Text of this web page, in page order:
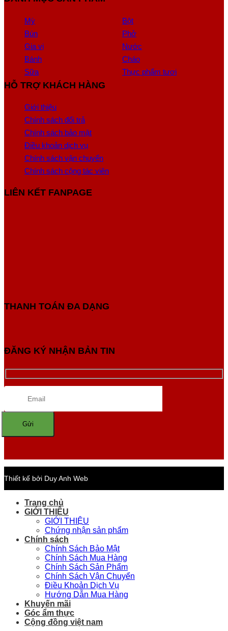
Mỳ
Bột
Bún
Phở
Gia vị
Nước
Bánh
Cháo
Sữa
Thực phẩm tươi
HỖ TRỢ KHÁCH HÀNG
Giới thiệu
Chính sách đổi trả
Chính sách bảo mật
Điều khoản dịch vụ
Chính sách vận chuyển
Chính sách cộng tác viên
LIÊN KẾT FANPAGE
THANH TOÁN ĐA DẠNG
ĐĂNG KÝ NHẬN BẢN TIN
Thiết kế bởi Duy Anh Web
Trang chủ
GIỚI THIỆU
GIỚI THIỆU
Chứng nhận sản phẩm
Chính sách
Chính Sách Bảo Mật
Chính Sách Mua Hàng
Chính Sách Sản Phẩm
Chính Sách Vận Chuyển
Điều Khoản Dịch Vụ
Hướng Dẫn Mua Hàng
Khuyến mãi
Góc ẩm thực
Cộng đồng việt nam